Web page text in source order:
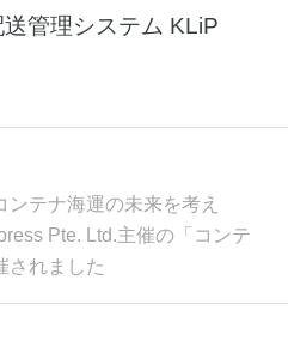
管理システム KLiP
テナ海運の未来を考え
Pte. Ltd.主催の「コンテ
されました